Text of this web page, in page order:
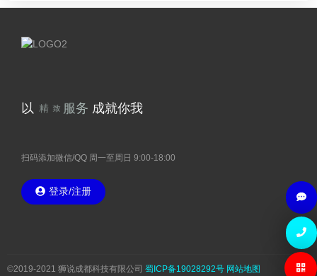
行业新闻
用说明
以 务
精 湛 技术 成就你我
扫码添加微信/QQ 周一至周日 9:00-18:00
登录/注册
©2019-2021 狮说成都科技有限公司 蜀ICP备19028292号 网站地图